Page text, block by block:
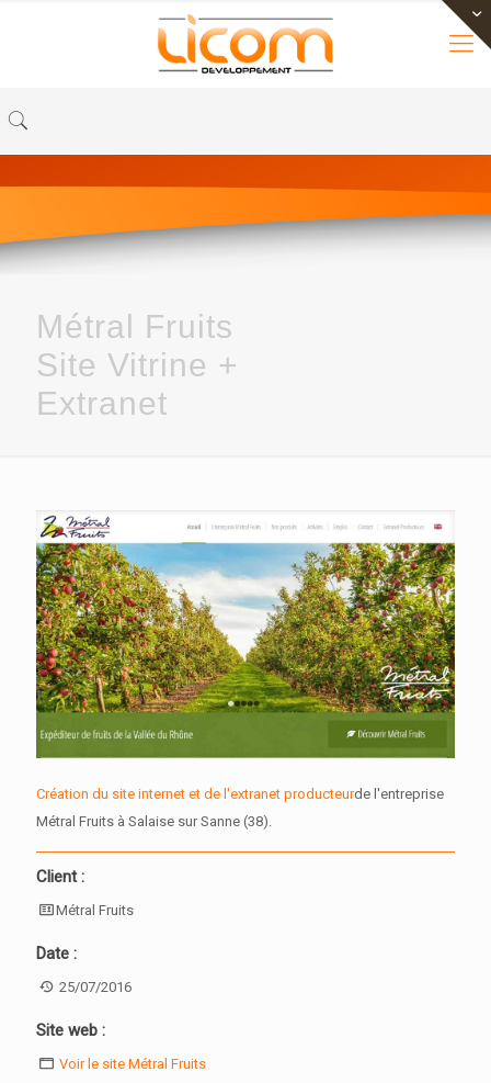
Métral Fruits
Site Vitrine +
Extranet
Création du site internet et de l'extranet producteurde l'entreprise
Métral Fruits à Salaise sur Sanne (38).
Client :
Métral Fruits
Date :
25/07/2016
Site web :
Voir le site Métral Fruits